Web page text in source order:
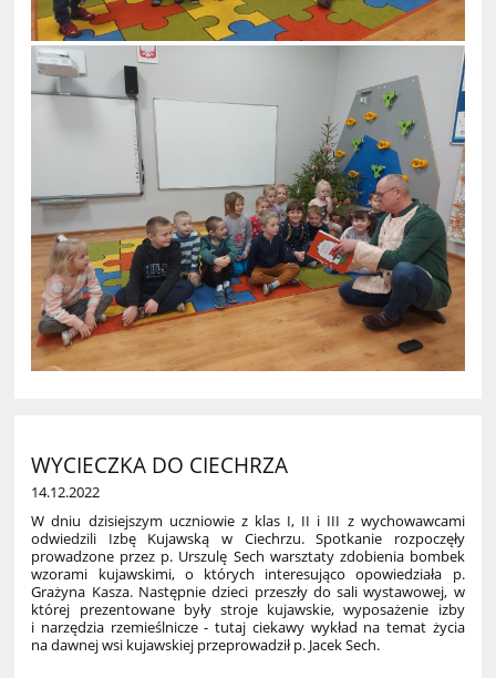
WYCIECZKA DO CIECHRZA
14.12.2022
W dniu dzisiejszym uczniowie z klas I, II i III z wychowawcami
odwiedzili Izbę Kujawską w Ciechrzu. Spotkanie rozpoczęły
prowadzone przez p. Urszulę Sech warsztaty zdobienia bombek
wzorami kujawskimi, o których interesująco opowiedziała p.
Grażyna Kasza. Następnie dzieci przeszły do sali wystawowej, w
której prezentowane były stroje kujawskie, wyposażenie izby
i narzędzia rzemieślnicze - tutaj ciekawy wykład na temat życia
na dawnej wsi kujawskiej przeprowadził p. Jacek Sech.